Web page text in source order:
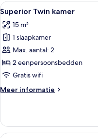
Alle
foto's
voor
Superior
Twin
kamer
laden
13
Superior Twin kamer
15 m²
1 slaapkamer
Max. aantal: 2
2 eenpersoonsbedden
Gratis wifi
Meer informatie
Meer
Twin
kamer